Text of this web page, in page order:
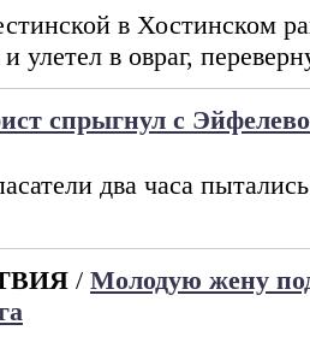
в Хостинском
улетел в овраг,
спрыгнул с
два часа
/ Молодую жену